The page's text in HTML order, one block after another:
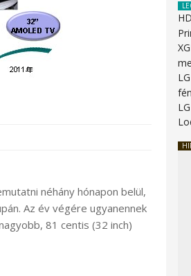
néhány hónapon belül,
Az év végére ugyanennek
81 centis (32 inch)